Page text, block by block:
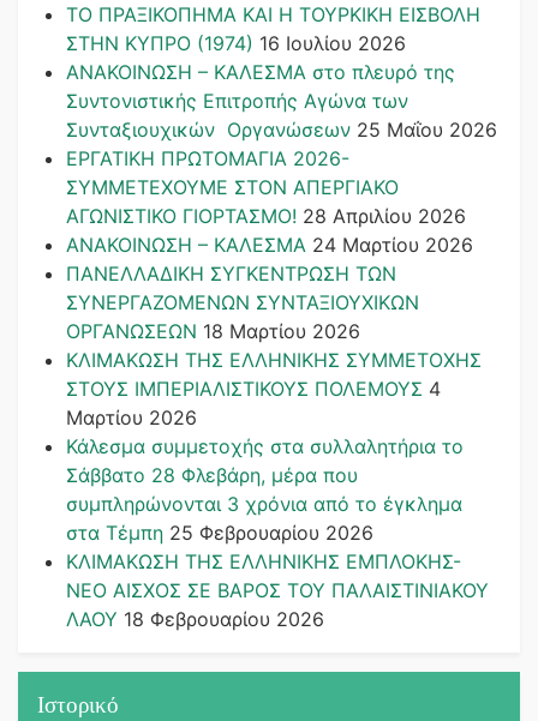
ΤΟ ΠΡΑΞΙΚΟΠΗΜΑ ΚΑΙ H ΤΟΥΡΚΙΚΗ ΕΙΣΒΟΛΗ
ΣΤΗΝ ΚΥΠΡΟ (1974) 16 Ιουλίου 2026
ΑΝΑΚΟΙΝΩΣΗ – ΚΑΛΕΣΜΑ στο πλευρό της
Συντονιστικής Επιτροπής Αγώνα των
Συνταξιουχικών Οργανώσεων 25 Μαΐου 2026
ΕΡΓΑΤΙΚΗ ΠΡΩΤΟΜΑΓΙΑ 2026-
ΣΥΜΜΕΤΕΧΟΥΜΕ ΣΤΟΝ ΑΠΕΡΓΙΑΚΟ
ΑΓΩΝΙΣΤΙΚΟ ΓΙΟΡΤΑΣΜΟ! 28 Απριλίου 2026
ΑΝΑΚΟΙΝΩΣΗ – ΚΑΛΕΣΜΑ 24 Μαρτίου 2026
ΠΑΝΕΛΛΑΔΙΚΗ ΣΥΓΚΕΝΤΡΩΣΗ ΤΩΝ
ΣΥΝΕΡΓΑΖΟΜΕΝΩΝ ΣΥΝΤΑΞΙΟΥΧΙΚΩΝ
ΟΡΓΑΝΩΣΕΩΝ 18 Μαρτίου 2026
ΚΛΙΜΑΚΩΣΗ ΤΗΣ ΕΛΛΗΝΙΚΗΣ ΣΥΜΜΕΤΟΧΗΣ
ΣΤΟΥΣ ΙΜΠΕΡΙΑΛΙΣΤΙΚΟΥΣ ΠΟΛΕΜΟΥΣ 4
Μαρτίου 2026
Κάλεσμα συμμετοχής στα συλλαλητήρια το
Σάββατο 28 Φλεβάρη, μέρα που
συμπληρώνονται 3 χρόνια από το έγκλημα
στα Τέμπη 25 Φεβρουαρίου 2026
ΚΛΙΜΑΚΩΣΗ ΤΗΣ ΕΛΛΗΝΙΚΗΣ ΕΜΠΛΟΚΗΣ-
ΝΕΟ ΑΙΣΧΟΣ ΣΕ ΒΑΡΟΣ ΤΟΥ ΠΑΛΑΙΣΤΙΝΙΑΚΟΥ
ΛΑΟΥ 18 Φεβρουαρίου 2026
Ιστορικό